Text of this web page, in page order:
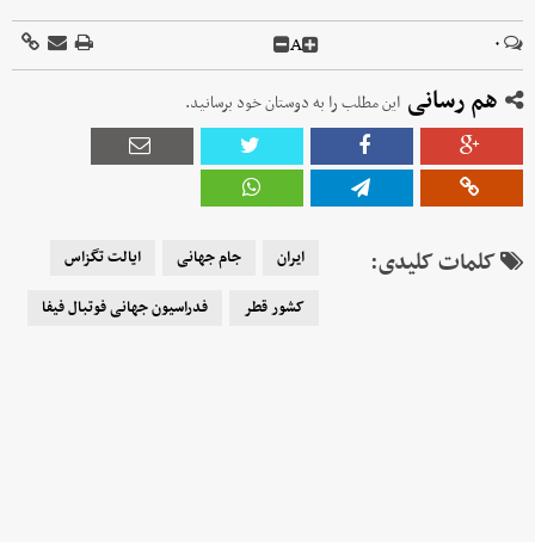
۰ A
هم رسانی این مطلب را به دوستان خود برسانید.
کلمات کلیدی: ایران جام جهانی
ایالت تگزاس
کشور قطر
فدراسیون جهانی فوتبال فیفا